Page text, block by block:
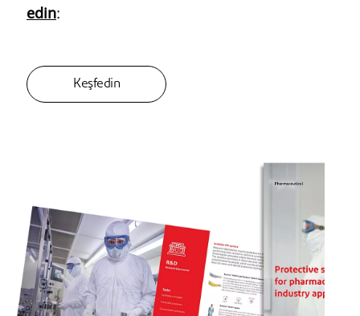
edin:
Keşfedin